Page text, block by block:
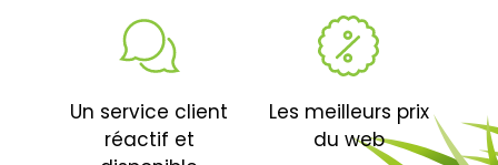
Un service client
réactif et
Les meilleurs prix
du web